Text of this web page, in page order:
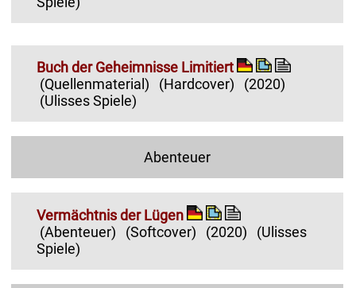
Buch der Geheimnisse Limitiert
(Quellenmaterial)
(Hardcover)
(2020)
(Ulisses Spiele)
Abenteuer
Vermächtnis der Lügen
(Abenteuer)
(Softcover) (2020)
(Ulisses
Spiele)